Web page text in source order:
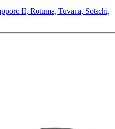
II, Rotuma, Tuvana, Sotschi,